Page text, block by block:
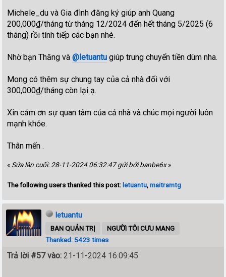
Michele_du và Gia đình đăng ký giúp anh Quang
200,000₫/tháng từ tháng 12/2024 đến hết tháng 5/2025 (6
tháng) rồi tính tiếp các bạn nhé.
Nhờ bạn Thăng và@letuantu giúp trung chuyển tiền dùm nha.
Mong có thêm sự chung tay của cả nhà đối với
300,000₫/tháng còn lại ạ.
Xin cảm ơn sự quan tâm của cả nhà và chúc mọi người luôn
mạnh khỏe.
Thân mến .
« Sửa lần cuối: 28-11-2024 06:32:47 gửi bởi banbe6x»
The following users thanked this post: letuantu,maitramtg
letuantu
BAN QUẢN TRỊ
NGƯỜI TÔI CƯU MANG
Thanked: 5423 times
Trả lời #57 vào: 21-11-2024 16:09:45